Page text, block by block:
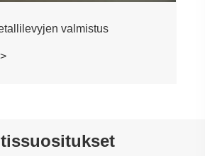
valmistus